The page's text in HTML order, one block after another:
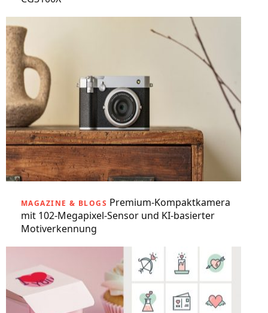
MAGAZINE & BLOGS Premium-Kompaktkamera
mit 102-Megapixel-Sensor und KI-basierter
Motiverkennung